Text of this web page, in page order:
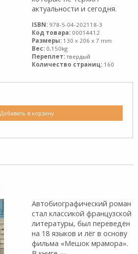
актуальности и сегодня.
ISBN: 978-5-04-202118-3
Код товара: 00014412
Размеры: 130 x 206 x 7 mm
Вес: 0,150kg
Переплет: твердый
Количество страниц: 160
Добавить в корзину
Автобиографический роман
стал классикой французской
литературы, был переведён
на 18 языков и лёг в основу
фильма «Мешок мрамора».